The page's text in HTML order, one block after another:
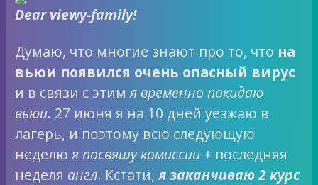
Dear viewy-family!
Думаю, что многие знают про то, что на
вьюи появился очень опасный вирус
и в связи с этимя временно покидаю
вьюи. 27 июня я на 10 дней уезжаю в
лагерь, и поэтому всю следующую
неделюя посвяшу комиссии + последняя
неделя англ. Кстати,я заканчиваю 2 курс